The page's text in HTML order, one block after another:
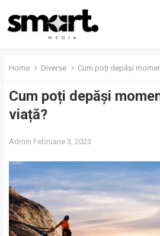
Home Diverse Cum poți depăși
Cum poți depăși
viață?
Admin Februarie 3, 2023